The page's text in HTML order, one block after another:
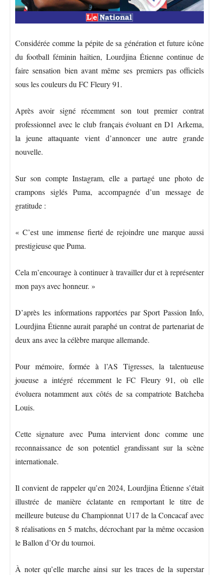
Considérée comme la pépite de sa génération et future icône
du football féminin haïtien, Lourdjina Étienne continue de
faire sensation bien avant même ses premiers pas officiels
sous les couleurs du FC Fleury 91.
Après avoir signé récemment son tout premier contrat
professionnel avec le club français évoluant en D1 Arkema,
la jeune attaquante vient d’annoncer une autre grande
nouvelle.
Sur son compte Instagram, elle a partagé une photo de
crampons siglés Puma, accompagnée d’un message de
gratitude :
« C’est une immense fierté de rejoindre une marque aussi
prestigieuse que Puma.
Cela m’encourage à continuer à travailler dur et à représenter
mon pays avec honneur. »
D’après les informations rapportées par Sport Passion Info,
Lourdjina Étienne aurait paraphé un contrat de partenariat de
deux ans avec la célèbre marque allemande.
Pour mémoire, formée à l’AS Tigresses, la talentueuse
joueuse a intégré récemment le FC Fleury 91, où elle
évoluera notamment aux côtés de sa compatriote Batcheba
Louis.
Cette signature avec Puma intervient donc comme une
reconnaissance de son potentiel grandissant sur la scène
internationale.
Il convient de rappeler qu’en 2024, Lourdjina Étienne s’était
illustrée de manière éclatante en remportant le titre de
meilleure buteuse du Championnat U17 de la Concacaf avec
8 réalisations en 5 matchs, décrochant par la même occasion
le Ballon d’Or du tournoi.
À noter qu’elle marche ainsi sur les traces de la superstar